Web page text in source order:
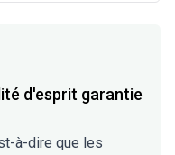
d'esprit garantie
à-dire que les